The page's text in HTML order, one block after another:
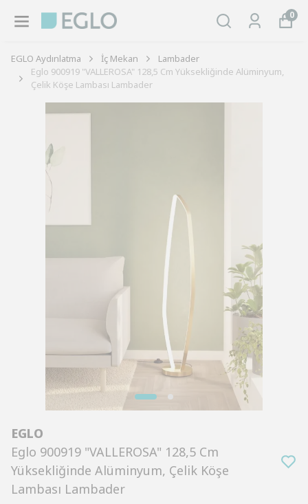
0
EGLO Aydınlatma İç Mekan
Lambader
Eglo 900919 "VALLEROSA" 128,5 Cm Yüksekliğinde Alüminyum,
Çelik Köşe Lambası Lambader
EGLO
Eglo 900919 "VALLEROSA" 128,5 Cm
Yüksekliğinde Alüminyum, Çelik Köşe
Lambası Lambader